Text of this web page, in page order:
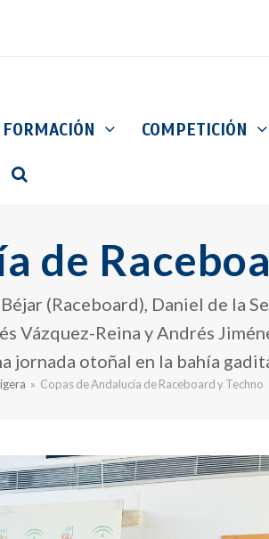
FORMACIÓN COMPETICIÓN
de
(Raceboard), Daniel de la
Vázquez-Reina y Andrés
jornada otoñal en la bahía
» Copas de Andalucía de Raceboard y Techno